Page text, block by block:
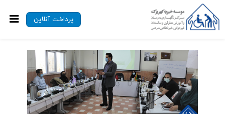
پرداخت آنلاین